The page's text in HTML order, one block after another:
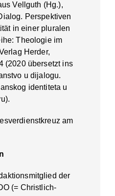
Vellguth (Hg.),
Perspektiven
in einer pluralen
Theologie im
Herder,
(2020 übersetzt ins
u dijalogu.
identiteta u
am
der
(= Christlich-